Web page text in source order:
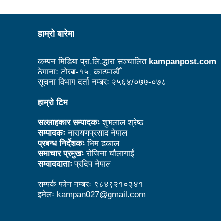
खुला
राष्ट्रियस्तरको हाप्किडो
बोगटीको अभाव महशुस भइरहन्छ :
गृहजिल्लामा दिनभर
राष्ट्रिय सभा अध्यक्षमा दाहाल
प्रचण्डकै नेतृत्वमा सरकार
हाम्राे बारेमा
कम्पन मिडिया प्रा.लि.द्धारा सञ्चालित kampanpost.com
ठेगानाः टोखा-१५, काठमाडौँ
सूचना विभाग दर्ता नम्बरः २५६४/०७७-०७८
हाम्रो टिम
सल्लाहकार सम्पादकःशुभलाल श्रेष्ठ
सम्पादकःनारायणप्रसाद नेपाल
प्रबन्ध निर्देशकःभिम ढकाल
समाचार प्रमुखःरोजिना चौलागाईं
सम्वाददाताःप्रदिप नेपाल
सम्पर्क फोन नम्बरः ९८४९२१०३४१
इमेलः kampan027@gmail.com